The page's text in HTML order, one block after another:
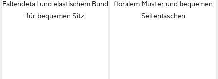
Faltendetail und elastischem Bund
für bequemen Sitz
floralem Muster und bequemen
Seitentaschen